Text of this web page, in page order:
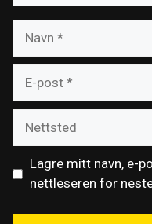
post
Lagre mitt navn, e-
nettleseren for